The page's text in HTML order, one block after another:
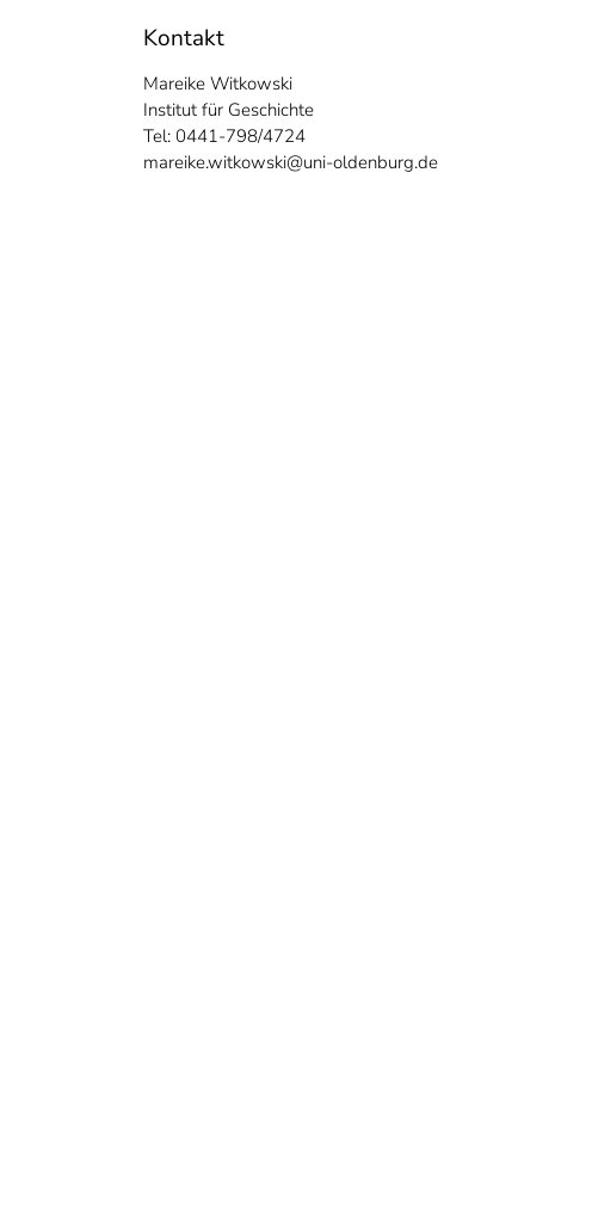
Kontakt
Mareike Witkowski
Institut für Geschichte
Tel: 0441-798/4724
mareike.witkowski@uni-oldenburg.de